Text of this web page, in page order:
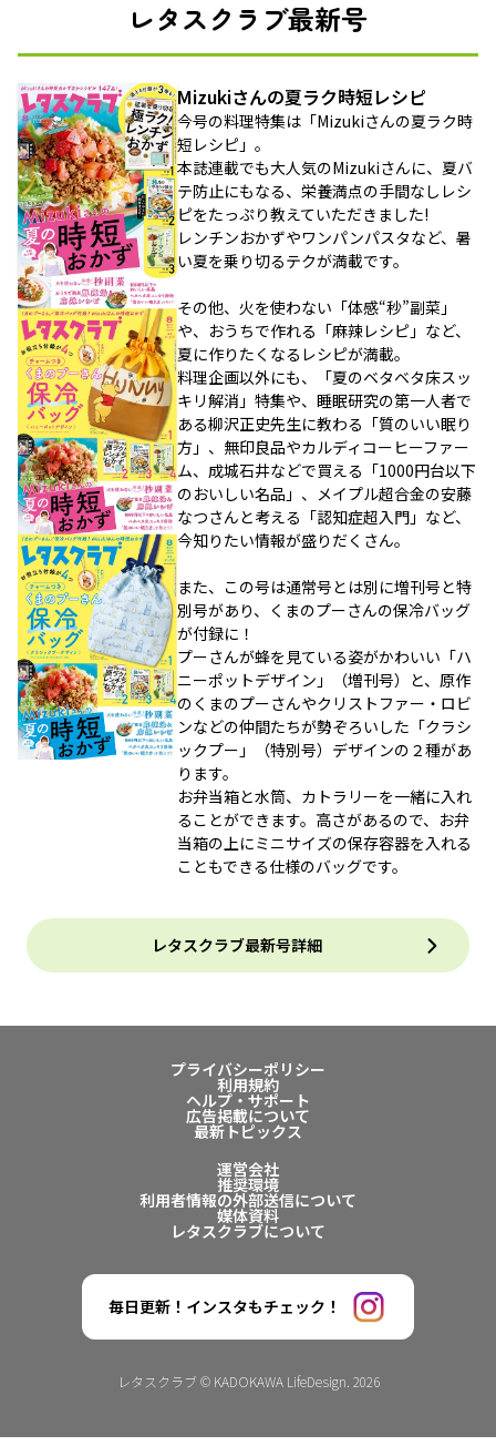
レタスクラブ最新号
Mizukiさんの夏ラク時短レシピ
今号の料理特集は「Mizukiさんの夏ラク時
短レシピ」。
本誌連載でも大人気のMizukiさんに、夏バ
テ防止にもなる、栄養満点の手間なしレシ
ピをたっぷり教えていただきました!
レンチンおかずやワンパンパスタなど、暑
い夏を乗り切るテクが満載です。
その他、火を使わない「体感“秒”副菜」
や、おうちで作れる「麻辣レシピ」など、
夏に作りたくなるレシピが満載。
料理企画以外にも、「夏のベタベタ床スッ
キリ解消」特集や、睡眠研究の第一人者で
ある柳沢正史先生に教わる「質のいい眠り
方」、無印良品やカルディコーヒーファー
ム、成城石井などで買える「1000円台以下
のおいしい名品」、メイプル超合金の安藤
なつさんと考える「認知症超入門」など、
今知りたい情報が盛りだくさん。
また、この号は通常号とは別に増刊号と特
別号があり、くまのプーさんの保冷バッグ
が付録に！
プーさんが蜂を見ている姿がかわいい「ハ
ニーポットデザイン」（増刊号）と、原作
のくまのプーさんやクリストファー・ロビ
ンなどの仲間たちが勢ぞろいした「クラシ
ックプー」（特別号）デザインの２種があ
ります。
お弁当箱と水筒、カトラリーを一緒に入れ
ることができます。高さがあるので、お弁
当箱の上にミニサイズの保存容器を入れる
こともできる仕様のバッグです。
レタスクラブ最新号詳細
プライバシーポリシー
利用規約
ヘルプ・サポート
広告掲載について
最新トピックス
運営会社
推奨環境
利用者情報の外部送信について
媒体資料
レタスクラブについて
毎日更新！インスタもチェック！
レタスクラブ © KADOKAWA LifeDesign. 2026